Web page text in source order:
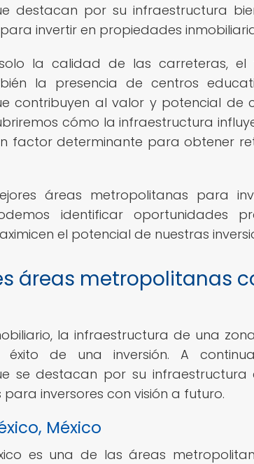
destacan por su infraestructura
invertir en propiedades
la calidad de las carreteras, el
la presencia de centros
contribuyen al valor y potencial de
cómo la infraestructura
factor determinante para obtener
áreas metropolitanas para
identificar oportunidades
el potencial de nuestras
áreas metropolitanas
la infraestructura de una
de una inversión. A
se destacan por su infraestructura
inversores con visión a futuro.
México
es una de las áreas